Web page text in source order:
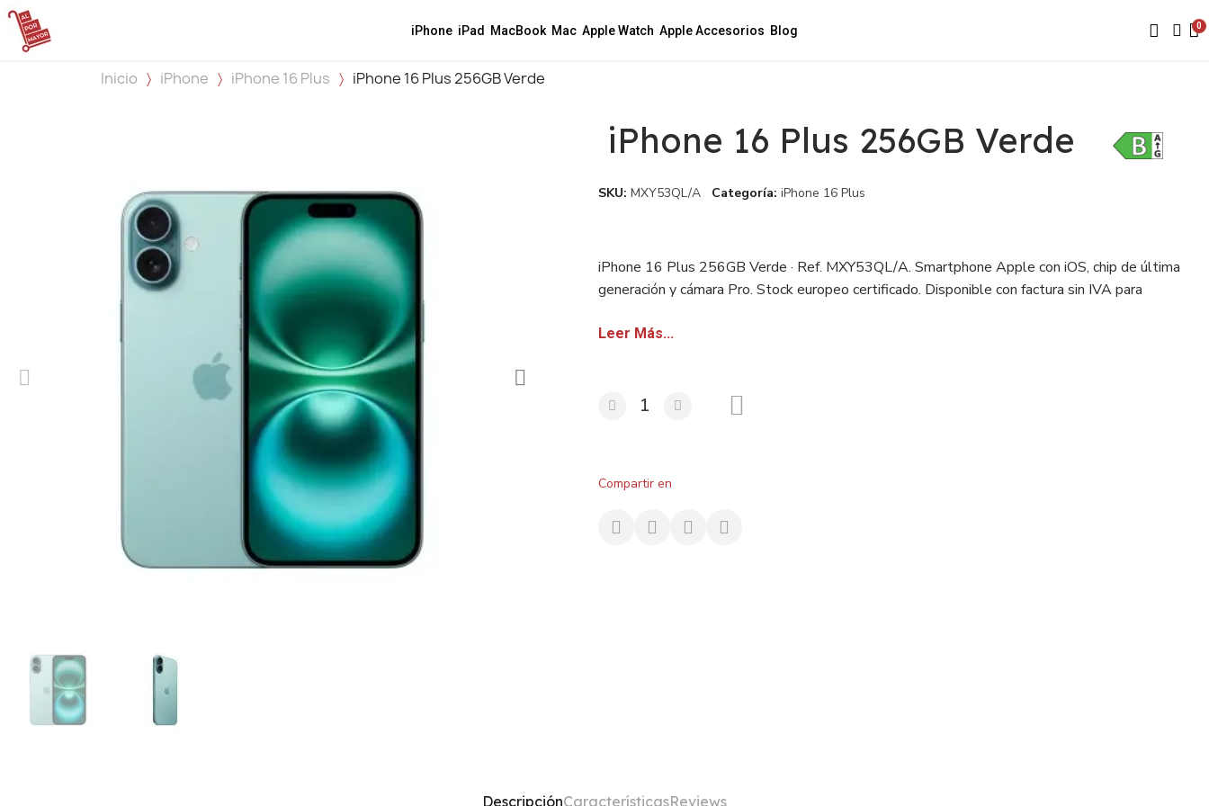
iPhone iPad MacBook Mac Apple Watch Apple Accesorios Blog
Inicio iPhone iPhone 16 Plus iPhone 16 Plus 256GB Verde
iPhone 16 Plus 256GB Verde
SKU MXY53QL/A Categoría iPhone 16 Plus
iPhone 16 Plus 256GB Verde · Ref. MXY53QL/A. Smartphone Apple con iOS, chip de última
generación y cámara Pro. Stock europeo certificado. Disponible con factura sin IVA para
Leer Más...
Compartir en
DescripciónCaracterísticasReviews